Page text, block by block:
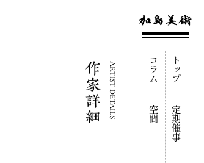
トップ
定期催事
コラム
空間
ARTIST DETAILS